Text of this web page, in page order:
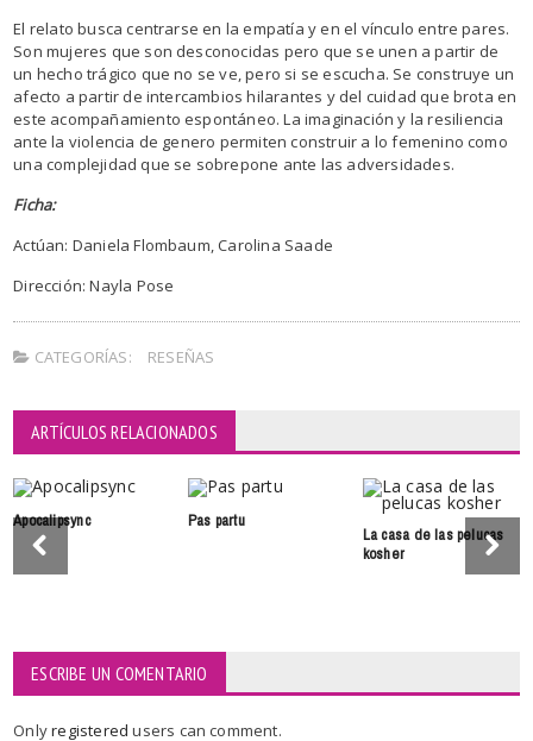
El relato busca centrarse en la empatía y en el vínculo entre pares.
Son mujeres que son desconocidas pero que se unen a partir de
un hecho trágico que no se ve, pero si se escucha. Se construye un
afecto a partir de intercambios hilarantes y del cuidad que brota en
este acompañamiento espontáneo. La imaginación y la resiliencia
ante la violencia de genero permiten construir a lo femenino como
una complejidad que se sobrepone ante las adversidades.
Ficha:
Actúan: Daniela Flombaum, Carolina Saade
Dirección: Nayla Pose
CATEGORÍAS: RESEÑAS
ARTÍCULOS RELACIONADOS
Apocalipsync Pas partu
La casa de las pelucas
kosher
ESCRIBE UN COMENTARIO
Onlyregisteredusers can comment.